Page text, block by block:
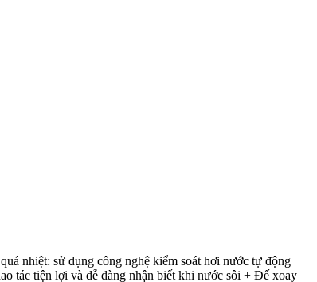
nhiệt: sử dụng công nghệ kiểm soát hơi nước tự động
tác tiện lợi và dễ dàng nhận biết khi nước sôi + Đế xoay